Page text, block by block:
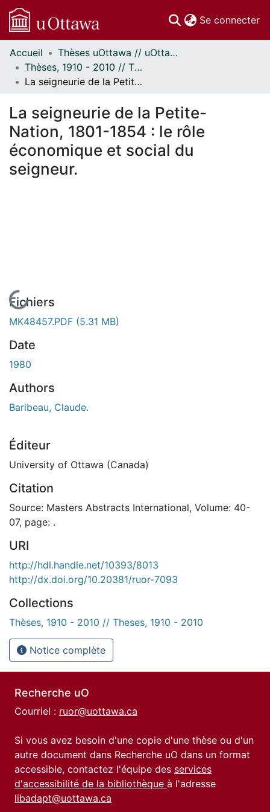
Se connecter
Communautés
et collections
Parcourir
À propos
Accueil
Thèses uOttawa // uOttawa Theses
Thèses, 1910 - 2010 // Theses, 1910 - 2010
La seigneurie de la Petite-Nation, 1801-1854 : le rôle économique et social du seigneur.
La seigneurie de la Petite-
Nation, 1801-1854 : le rôle
économique et social du
seigneur.
En cours de chargement...
Fichiers
MK48457.PDF (5.31 MB)
Date
1980
Authors
Baribeau, Claude.
Éditeur
University of Ottawa (Canada)
Citation
Source: Masters Abstracts International, Volume: 40-
07, page: .
URI
http://hdl.handle.net/10393/8013
http://dx.doi.org/10.20381/ruor-7093
Collections
Thèses, 1910 - 2010 // Theses, 1910 - 2010
Notice complète
Recherche uO
Courriel : ruor@uottawa.ca
Si vous avez besoin d'une copie d'une thèse ou d'un
autre document dans Recherche uO dans un format
accessible, contactez l'équipe des services
d'accessibilité de la bibliothèque à l'adresse
libadapt@uottawa.ca